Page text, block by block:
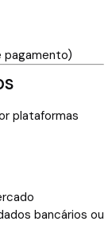
pagamento)
plataformas
bancários ou